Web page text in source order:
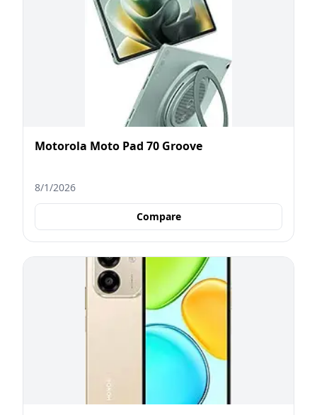
Motorola Moto Pad 70 Groove
8/1/2026
Compare